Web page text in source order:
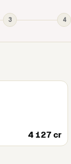
3 4
4 127 cr